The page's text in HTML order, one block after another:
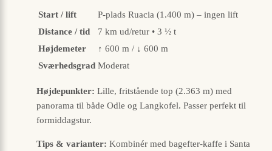
Start / lift
P-plads Ruacia (1.400 m) – ingen lift
Distance / tid
7 km ud/retur • 3 ½ t
Højdemeter
↑ 600 m / ↓ 600 m
Sværhedsgrad Moderat
Højdepunkter: Lille, fritstående top (2.363 m) med
panorama til både Odle og Langkofel. Passer perfekt til
formiddagstur.
Tips & varianter: Kombinér med bagefter-kaffe i Santa